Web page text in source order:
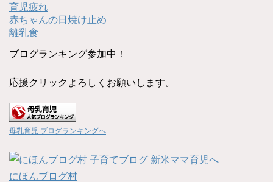
育児疲れ
赤ちゃんの日焼け止め
離乳食
ブログランキング参加中！
応援クリックよろしくお願いします。
母乳育児 ブログランキングへ
にほんブログ村